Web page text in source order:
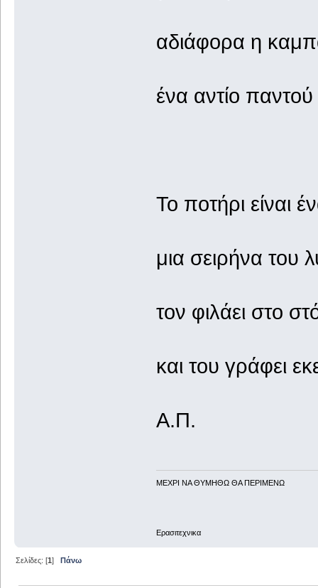
αδιάφορα η
ένα αντίο παντού
Το ποτήρι είναι
μια σειρήνα του
τον φιλάει στο
και του γράφει
Α.Π.
ΜΕΧΡΙ ΝΑ ΘΥΜHΘΩ ΘΑ ΠΕΡΙΜΕΝΩ
Ερασιτεχνικα
Σελίδες: [1] Πάνω